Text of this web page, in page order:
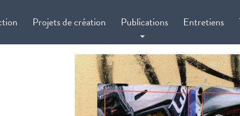
Projets de création Publications Entretiens